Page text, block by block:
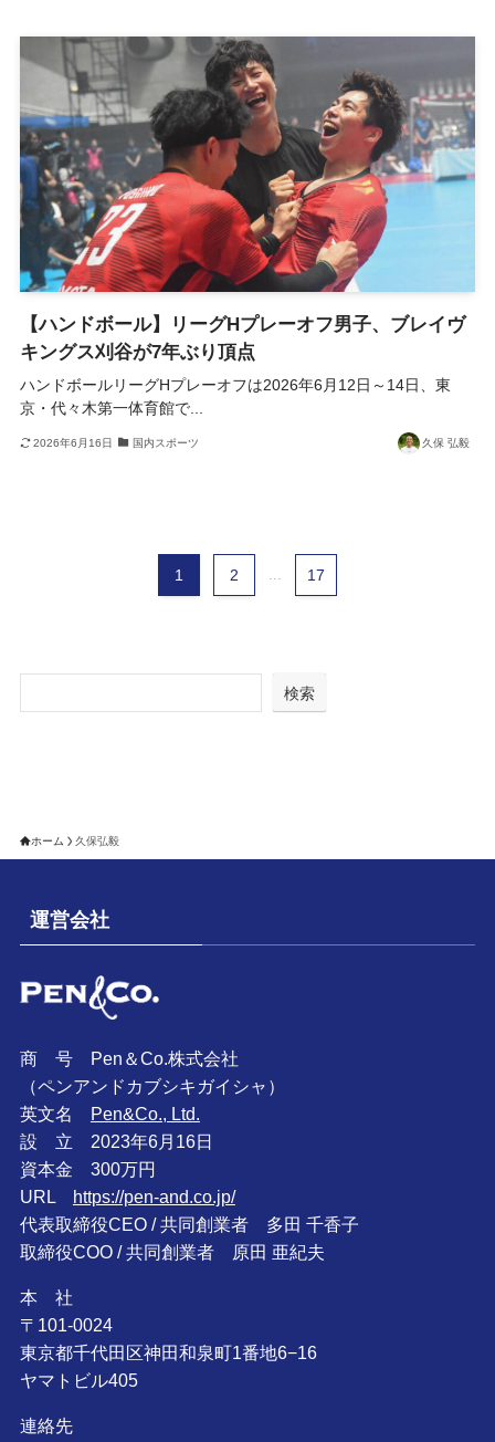
【ハンドボール】リーグHプレーオフ男子、ブレイヴ
キングス刈谷が7年ぶり頂点
ハンドボールリーグHプレーオフは2026年6月12日～14日、東
京・代々木第一体育館で...
2026年6月16日 国内スポーツ 久保 弘毅
1 2 17
検索
ホーム 久保弘毅
運営会社
商 号 Pen＆Co.株式会社
（ペンアンドカブシキガイシャ）
英文名 Pen&Co., Ltd.
設 立 2023年6月16日
資本金 300万円
URL https://pen-and.co.jp/
代表取締役CEO / 共同創業者 多田 千香子
取締役COO / 共同創業者 原田 亜紀夫
本 社
〒101-0024
東京都千代田区神田和泉町1番地6−16
ヤマトビル405
連絡先